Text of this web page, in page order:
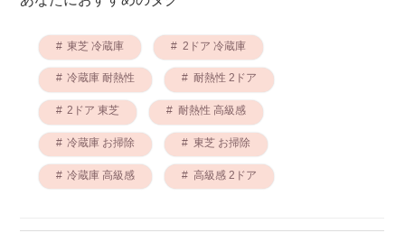
東芝 冷蔵庫 2ドア 冷蔵庫
冷蔵庫 耐熱性 耐熱性 2ドア
2ドア 東芝 耐熱性 高級感
冷蔵庫 お掃除 東芝 お掃除
冷蔵庫 高級感 高級感 2ドア